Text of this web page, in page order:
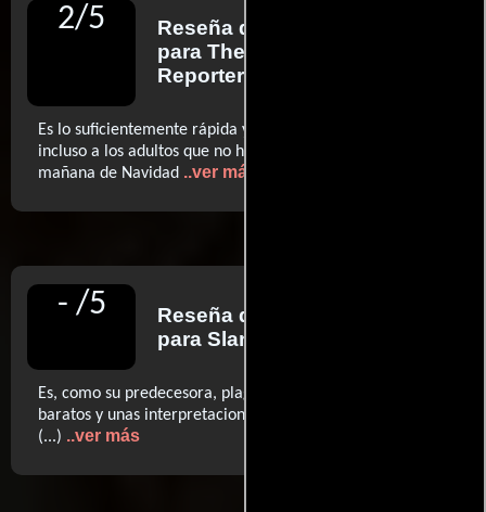
2/5 Reseña de
para The Hollywood
Reporter
Es lo suficientemente rápida y divertida para gustar
incluso a los adultos que no hayan dormido lo suficiente la
mañana de Navidad ..ver más
- /5 Reseña de
para Slant
Es, como su predecesora, plagada por efectos sosos y
baratos y unas interpretaciones excesivamente genéricas
(...) ..ver más